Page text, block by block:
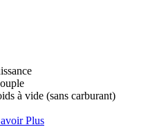
à vide (sans carburant)
Plus